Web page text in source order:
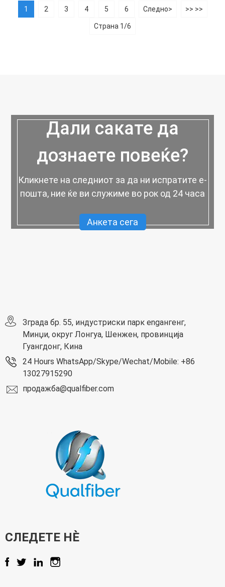
1 2 3 4 5 6 Следно> >> >>
Страна 1/6
Дали сакате да
дознаете повеќе?
Кликнете на следниот за да ни испратите е-
пошта, ние ќе ви служиме во рок од 24 часа
Анкета сега
Зграда бр. 55, индустриски парк engангенг,
Минџи, округ Лонгуа, Шенжен, провинција
Гуангдонг, Кина
24 Hours WhatsApp/Skype/Wechat/Mobile: +86
13027915290
продажба@qualfiber.com
СЛЕДЕТЕ НÈ